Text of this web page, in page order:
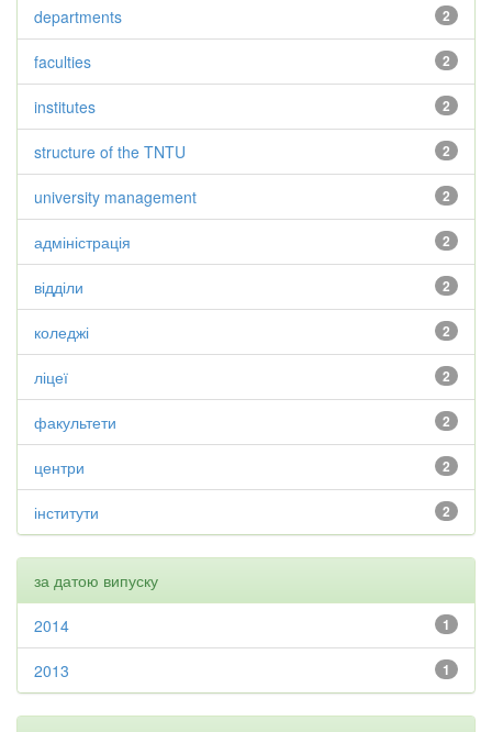
2
departments
2
faculties
2
institutes
2
structure of the TNTU
2
university management
2
адміністрація
2
відділи
2
коледжі
2
ліцеї
2
факультети
2
центри
2
інститути
за датою випуску
1
2014
1
2013